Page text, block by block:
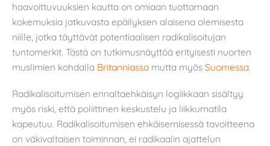
haavoittuvuuksien kautta on omiaan tuottamaan
kokemuksia jatkuvasta epäilyksen alaisena olemisesta
niille, jotka täyttävät potentiaalisen radikalisoitujan
tuntomerkit. Tästä on tutkimusnäyttöä erityisesti nuorten
muslimien kohdalla Britanniassa mutta myös Suomessa.
Radikalisoitumisen ennaltaehkäisyn logiikkaan sisältyy
myös riski, että poliittinen keskustelu ja liikkumatila
kapeutuu. Radikalisoitumisen ehkäisemisessä tavoitteena
on väkivaltaisen toiminnan, ei radikaalin ajattelun